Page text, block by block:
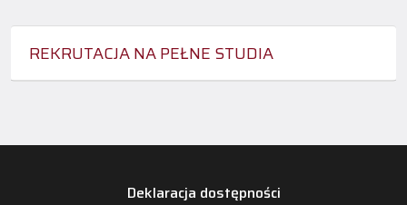
REKRUTACJA NA PEŁNE STUDIA
Deklaracja dostępności